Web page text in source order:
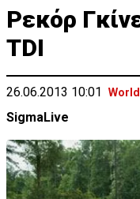
Ρεκόρ
TDI
26.06.2013 10:01 World
SigmaLive